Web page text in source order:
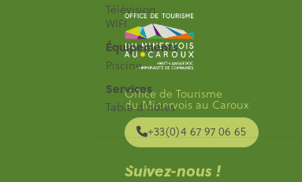
Télévision
WIFI
Équipements
Piscine
Services
Table d'hôtes
Tarifs
Office de Tourisme
du Minervois au Caroux
+33(0)4 67 97 06 65
Suivez-nous !